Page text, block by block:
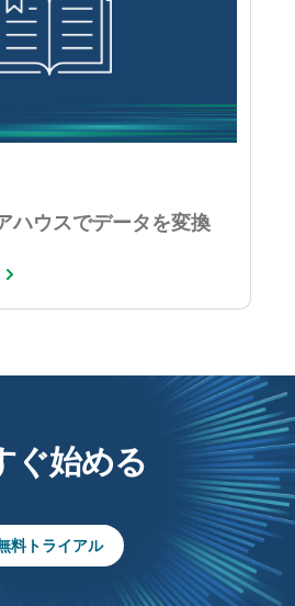
ハウスでデータを変換
ぐ始める
料トライアル